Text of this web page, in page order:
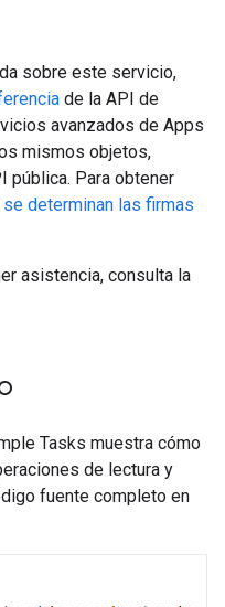
sobre este servicio,
de la API de
avanzados de Apps
mismos objetos,
pública. Para obtener
se determinan las firmas
asistencia, consulta la
Tasks muestra cómo
de lectura y
fuente completo en